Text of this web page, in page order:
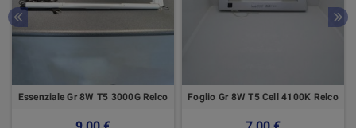
Essenziale Gr 8W T5 3000G Relco Foglio Gr 8W T5 Cell 4100K Relco